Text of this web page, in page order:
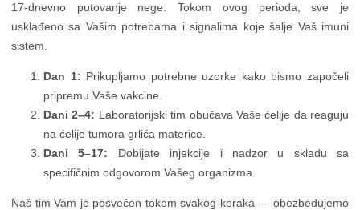
17-dnevno putovanje nege. Tokom ovog perioda, sve je
usklađeno sa Vašim potrebama i signalima koje šalje Vaš imuni
sistem.
Dan 1: Prikupljamo potrebne uzorke kako bismo započeli
pripremu Vaše vakcine.
Dani 2–4: Laboratorijski tim obučava Vaše ćelije da reaguju
na ćelije tumora grlića materice.
Dani 5–17: Dobijate injekcije i nadzor u skladu sa
specifičnim odgovorom Vašeg organizma.
Naš tim Vam je posvećen tokom svakog koraka — obezbeđujemo